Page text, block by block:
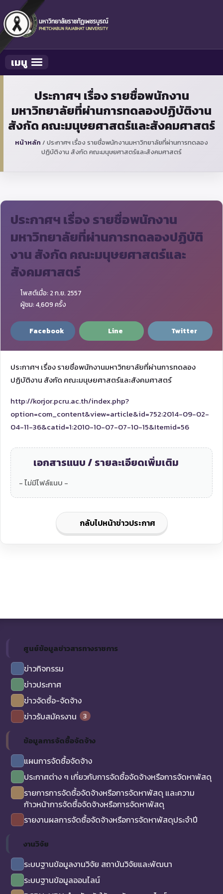
Toggle navigation
เมนู
ประกาศฯ เรื่อง รายชื่อพนักงาน
มหาวิทยาลัยที่ผ่านการทดลองปฏิบัติงาน
สังกัด คณะมนุษยศาสตร์และสังคมศาสตร์
หน้าหลัก / ประกาศฯ เรื่อง รายชื่อพนักงานมหาวิทยาลัยที่ผ่านการทดลอง
ปฏิบัติงาน สังกัด คณะมนุษยศาสตร์และสังคมศาสตร์
ประกาศฯ เรื่อง รายชื่อพนักงาน
มหาวิทยาลัยที่ผ่านการทดลองปฏิบัติ
งาน สังกัด คณะมนุษยศาสตร์และ
สังคมศาสตร์
โพสต์เมื่อ: 2 ก.ย. 2557
ผู้ชม: 4,609 ครั้ง
Facebook Line Twitter
ประกาศฯ เรื่อง รายชื่อพนักงานมหาวิทยาลัยที่ผ่านการทดลอง
ปฏิบัติงาน สังกัด คณะมนุษยศาสตร์และสังคมศาสตร์
http://korjor.pcru.ac.th/index.php?
option=com_content&view=article&id=752:2014-09-02-
04-11-36&catid=1:2010-10-07-07-10-15&Itemid=56
เอกสารแนบ / รายละเอียดเพิ่มเติม
- ไม่มีไฟล์แนบ -
กลับไปหน้าข่าวประกาศ
ศูนย์ข้อมูลข่าวสารทางราชการ
ข่าวกิจกรรม
ข่าวประกาศ
ข่าวจัดซื้อ-จัดจ้าง
ข่าวรับสมัครงาน
3
ข้อมูลการจัดซื้อจัดจ้าง
แผนการจัดซื้อจัดจ้าง
ประกาศต่าง ๆ เกี่ยวกับการจัดซื้อจัดจ้างหรือการจัดหาพัสดุ
รายการการจัดซื้อจัดจ้างหรือการจัดหาพัสดุ และความ
ก้าวหน้าการจัดซื้อจัดจ้างหรือการจัดหาพัสดุ
รายงานผลการจัดซื้อจัดจ้างหรือการจัดหาพัสดุประจำปี
งานวิจัย
ระบบฐานข้อมูลงานวิจัย สถาบันวิจัยและพัฒนา
ระบบฐานข้อมูลออนไลน์